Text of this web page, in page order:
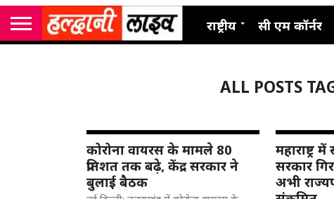
राष्ट्रीय सी एम कॉर्नर
ALL POSTS
कोरोना वायरस के मामले 80
प्रतिशत तक बढ़े, केंद्र सरकार ने
बुलाई बैठक
महाराष्ट्र
सरकार
अभी